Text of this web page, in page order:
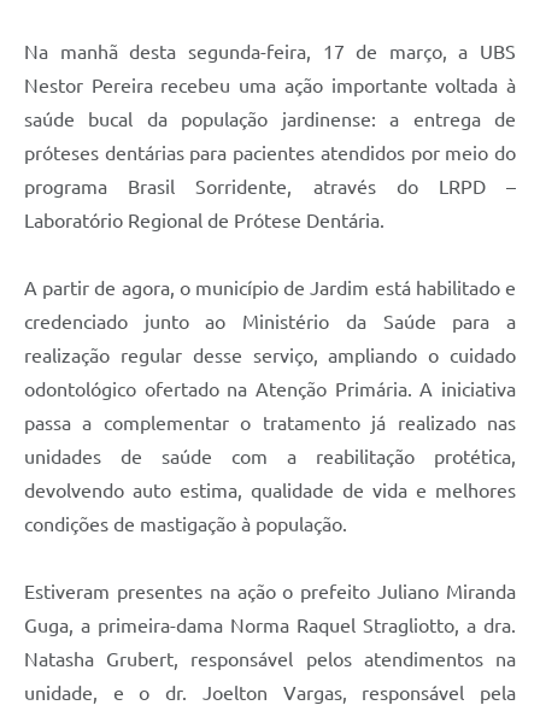
Na manhã desta segunda-feira, 17 de março, a UBS
Nestor Pereira recebeu uma ação importante voltada à
saúde bucal da população jardinense: a entrega de
próteses dentárias para pacientes atendidos por meio do
programa Brasil Sorridente, através do LRPD –
Laboratório Regional de Prótese Dentária.
A partir de agora, o município de Jardim está habilitado e
credenciado junto ao Ministério da Saúde para a
realização regular desse serviço, ampliando o cuidado
odontológico ofertado na Atenção Primária. A iniciativa
passa a complementar o tratamento já realizado nas
unidades de saúde com a reabilitação protética,
devolvendo auto estima, qualidade de vida e melhores
condições de mastigação à população.
Estiveram presentes na ação o prefeito Juliano Miranda
Guga, a primeira-dama Norma Raquel Stragliotto, a dra.
Natasha Grubert, responsável pelos atendimentos na
unidade, e o dr. Joelton Vargas, responsável pela